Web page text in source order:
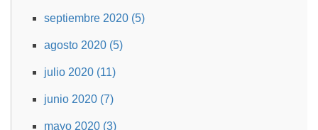
septiembre 2020 (5)
agosto 2020 (5)
julio 2020 (11)
junio 2020 (7)
mayo 2020 (3)